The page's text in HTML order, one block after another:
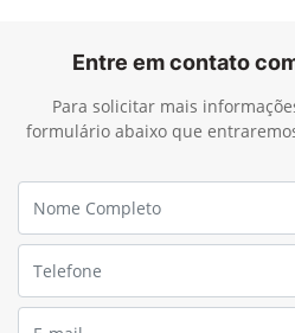
Entre em contato
Para solicitar mais
formulário abaixo que